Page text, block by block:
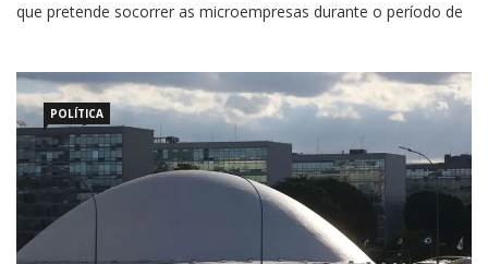
que pretende socorrer as microempresas durante o período de
(MEI) e microempresas com risco assumido pelo Tesouro
Nacional. O […]
POLÍTICA